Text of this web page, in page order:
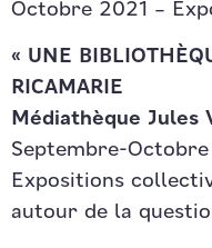
Octobre 2021 –
« UNE
RICAMARIE
Médiathèque Jules
Septembre-
Expositions
autour de la